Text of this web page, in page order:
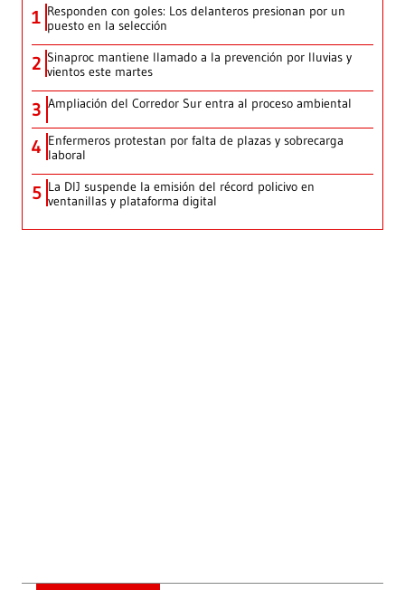
1 Responden con goles: Los delanteros presionan por un
puesto en la selección
2 Sinaproc mantiene llamado a la prevención por lluvias y
vientos este martes
3 Ampliación del Corredor Sur entra al proceso ambiental
4 Enfermeros protestan por falta de plazas y sobrecarga
laboral
5 La DIJ suspende la emisión del récord policivo en
ventanillas y plataforma digital